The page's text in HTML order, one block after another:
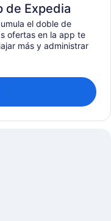
de Expedia
el doble de
ofertas en la app te
más y administrar